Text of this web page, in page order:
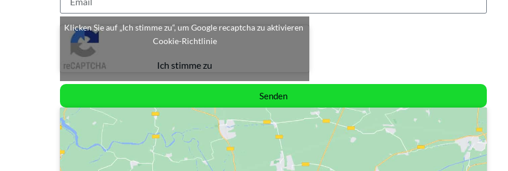
Klicken Sie auf „Ich stimme zu“, um Google recaptcha zu aktivieren
Cookie-Richtlinie
Ich stimme zu
Senden